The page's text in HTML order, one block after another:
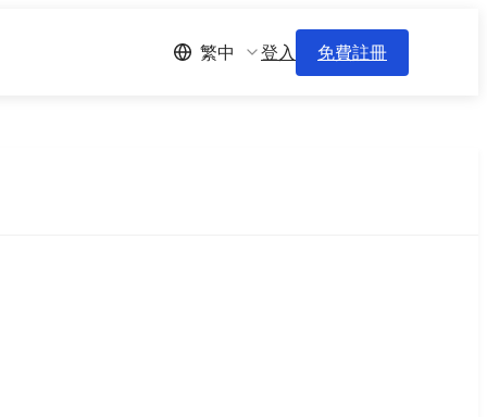
繁中 登入 免費註冊